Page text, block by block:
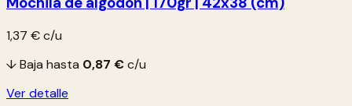
1,37 €c/u
↓ Baja hasta 0,87 €c/u
Ver detalle